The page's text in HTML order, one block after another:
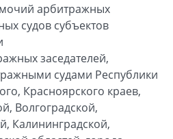
арбитражных
судов субъектов
заседателей,
судами Республики
Красноярского краев,
Волгоградской,
Калининградской,